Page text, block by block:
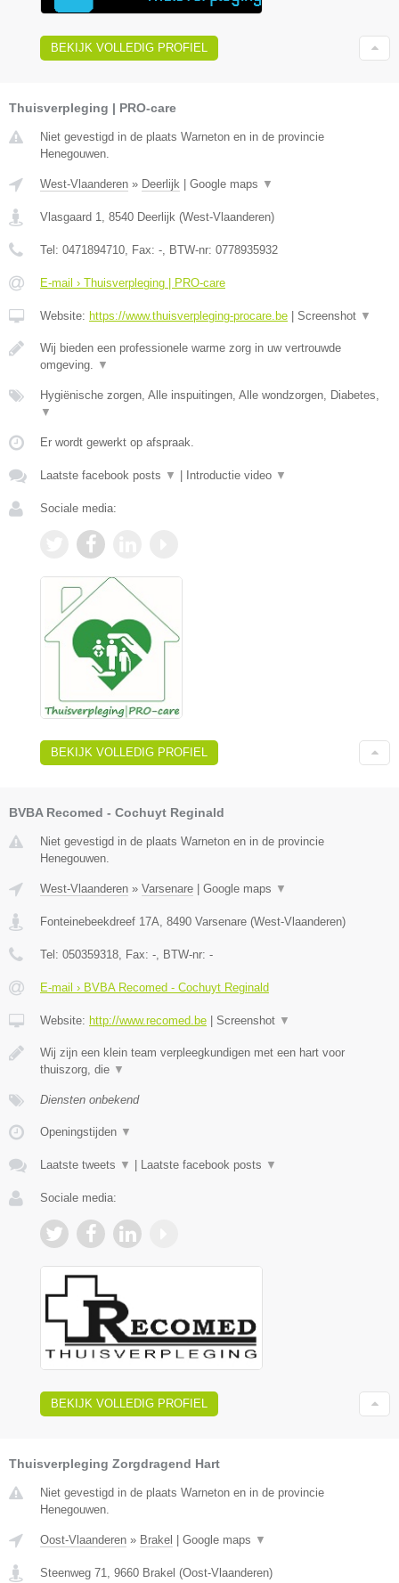
BEKIJK VOLLEDIG PROFIEL
Thuisverpleging | PRO-care
Niet gevestigd in de plaats Warneton en in de provincie
Henegouwen.
West-Vlaanderen » Deerlijk | Google maps ▼
Vlasgaard 1 8540 Deerlijk (West-Vlaanderen)
Tel: 0471894710 , Fax: - , BTW-nr: 0778935932
E-mail › Thuisverpleging | PRO-care
Website: https://www.thuisverpleging-procare.be | Screenshot ▼
Wij bieden een professionele warme zorg in uw vertrouwde
omgeving.
▼
Hygiënische zorgen, Alle inspuitingen, Alle wondzorgen, Diabetes,
▼
Er wordt gewerkt op afspraak.
Laatste facebook posts ▼ | Introductie video ▼
Sociale media:
BEKIJK VOLLEDIG PROFIEL
BVBA Recomed - Cochuyt Reginald
Niet gevestigd in de plaats Warneton en in de provincie
Henegouwen.
West-Vlaanderen » Varsenare | Google maps ▼
Fonteinebeekdreef 17A 8490 Varsenare (West-Vlaanderen)
Tel: 050359318 , Fax: - , BTW-nr: -
E-mail › BVBA Recomed - Cochuyt Reginald
Website: http://www.recomed.be | Screenshot ▼
Wij zijn een klein team verpleegkundigen met een hart voor
thuiszorg, die ▼
Diensten onbekend
Openingstijden ▼
Laatste tweets ▼ | Laatste facebook posts ▼
Sociale media:
BEKIJK VOLLEDIG PROFIEL
Thuisverpleging Zorgdragend Hart
Niet gevestigd in de plaats Warneton en in de provincie
Henegouwen.
Oost-Vlaanderen » Brakel | Google maps ▼
Steenweg 71 9660 Brakel (Oost-Vlaanderen)